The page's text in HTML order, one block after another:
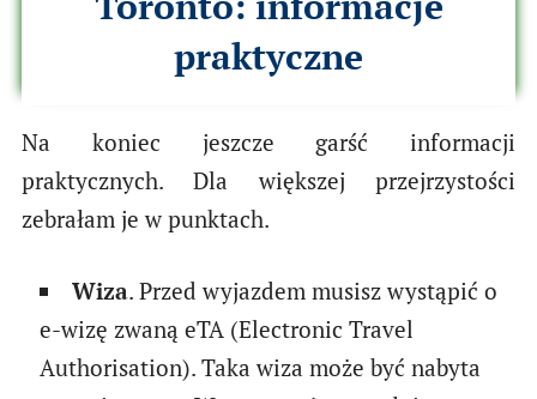
praktyczne
Na koniec jeszcze garść informacji
praktycznych. Dla większej przejrzystości
zebrałam je w punktach.
Wiza. Przed wyjazdem musisz wystąpić o
e-wizę zwaną eTA (Electronic Travel
Authorisation). Taka wiza może być nabyta